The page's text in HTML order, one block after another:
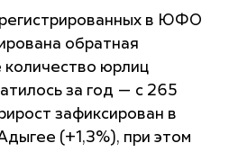
в ЮФО
обратная
юрлиц
за год — с 265
зафиксирован в
(+1,3%), при этом